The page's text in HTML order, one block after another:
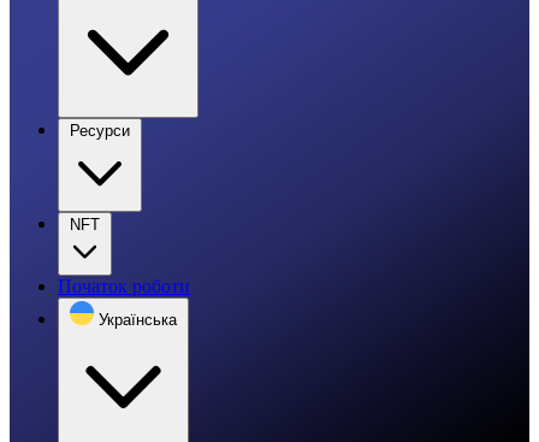
Ресурси
NFT
Початок роботи
Українська